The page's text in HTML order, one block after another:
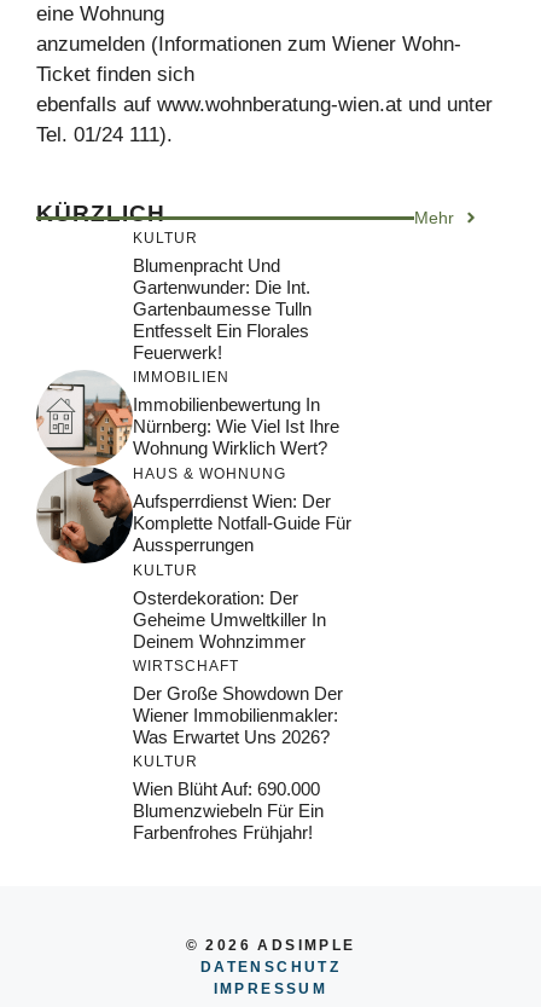
eine Wohnung
anzumelden (Informationen zum Wiener Wohn-
Ticket finden sich
ebenfalls auf www.wohnberatung-wien.at und unter
Tel. 01/24 111).
KÜRZLICH Mehr
KULTUR
Blumenpracht Und
Gartenwunder: Die Int.
Gartenbaumesse Tulln
Entfesselt Ein Florales
Feuerwerk!
IMMOBILIEN
Immobilienbewertung In
Nürnberg: Wie Viel Ist Ihre
Wohnung Wirklich Wert?
HAUS & WOHNUNG
Aufsperrdienst Wien: Der
Komplette Notfall-Guide Für
Aussperrungen
KULTUR
Osterdekoration: Der
Geheime Umweltkiller In
Deinem Wohnzimmer
WIRTSCHAFT
Der Große Showdown Der
Wiener Immobilienmakler:
Was Erwartet Uns 2026?
KULTUR
Wien Blüht Auf: 690.000
Blumenzwiebeln Für Ein
Farbenfrohes Frühjahr!
© 2026 ADSIMPLE
DATENSCHUTZ
IMPRESSUM